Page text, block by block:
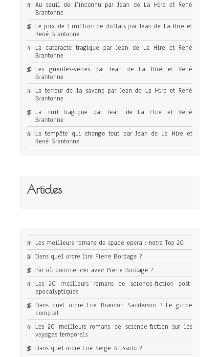
Au seuil de l’inconnu par Jean de La Hire et René
Brantonne
Le prix de 1 million de dollars par Jean de La Hire et
René Brantonne
La cataracte tragique par Jean de La Hire et René
Brantonne
Les gueules-vertes par Jean de La Hire et René
Brantonne
La terreur de la savane par Jean de La Hire et René
Brantonne
La nuit tragique par Jean de La Hire et René
Brantonne
La tempête qui change tout par Jean de La Hire et
René Brantonne
Articles
Les meilleurs romans de space opera : notre Top 20
Dans quel ordre lire Pierre Bordage ?
Par où commencer avec Pierre Bordage ?
Les 20 meilleurs romans de science-fiction post-
apocalyptiques
Dans quel ordre lire Brandon Sanderson ? Le guide
complet
Les 20 meilleurs romans de science-fiction sur les
voyages temporels
Dans quel ordre lire Serge Brussolo ?